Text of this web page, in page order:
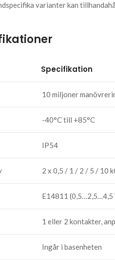
varianter kan
Specifikation
10 miljoner
-40°C till +85°C
IP54
2 x 0,5 / 1 / 2 / 5 / 10
E14811
1 eller 2 kontakter,
Ingår i basenheten